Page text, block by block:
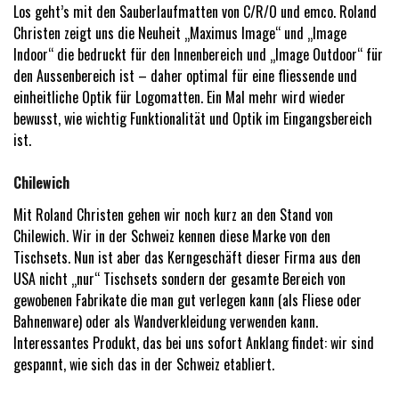
Los geht’s mit den Sauberlaufmatten von C/R/O und emco. Roland
Christen zeigt uns die Neuheit „Maximus Image“ und „Image
Indoor“ die bedruckt für den Innenbereich und „Image Outdoor“ für
den Aussenbereich ist – daher optimal für eine fliessende und
einheitliche Optik für Logomatten. Ein Mal mehr wird wieder
bewusst, wie wichtig Funktionalität und Optik im Eingangsbereich
ist.
Chilewich
Mit Roland Christen gehen wir noch kurz an den Stand von
Chilewich. Wir in der Schweiz kennen diese Marke von den
Tischsets. Nun ist aber das Kerngeschäft dieser Firma aus den
USA nicht „nur“ Tischsets sondern der gesamte Bereich von
gewobenen Fabrikate die man gut verlegen kann (als Fliese oder
Bahnenware) oder als Wandverkleidung verwenden kann.
Interessantes Produkt, das bei uns sofort Anklang findet: wir sind
gespannt, wie sich das in der Schweiz etabliert.